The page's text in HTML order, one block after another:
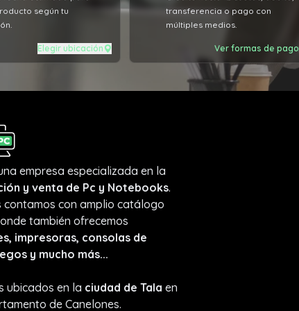
según tu
Elegir ubicación
transferencia o pago con
múltiples medios.
Ver formas de pago
empresa especializada en la
y venta de Pc y Notebooks.
contamos con amplio catálogo
también ofrecemos
impresoras, consolas de
y mucho más...
ubicados en la ciudad de Tala en
de Canelones.